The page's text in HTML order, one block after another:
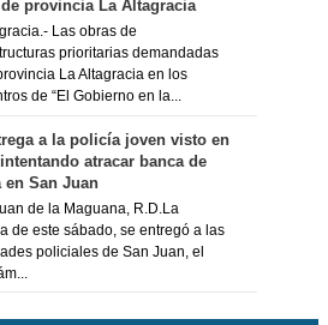
provincia La Altagracia
Las obras de
prioritarias demandadas
La Altagracia en los
de “El Gobierno en la...
a la policía joven visto en
atracar banca de
en San Juan
de la Maguana, R.D.La
de este sábado, se entregó a las
policiales de San Juan, el